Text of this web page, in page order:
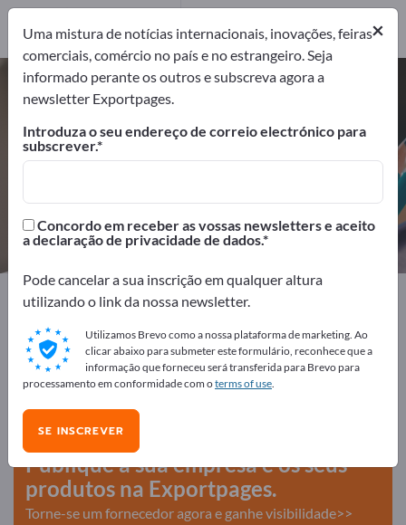
Artigos de escritório – encontre
fabricantes e fornecedores
Exportadores Fabricantes
8 2
Prestadores de
serviços2
Exportpages Artigos de escritório
Anuncie gratuitamente na
Exportpages!
comerciais >> comece aqui
Publique a sua empresa e os seus
produtos na Exportpages.
Torne-se um fornecedor agora e ganhe visibilidade>>
×
Uma mistura de notícias internacionais, inovações, feiras
comerciais, comércio no país e no estrangeiro. Seja
informado perante os outros e subscreva agora a
newsletter Exportpages.
Introduza o seu endereço de correio electrónico para
subscrever.
Concordo em receber as vossas newsletters e aceito
a declaração de privacidade de dados.
Pode cancelar a sua inscrição em qualquer altura
utilizando o link da nossa newsletter.
Utilizamos Brevo como a nossa plataforma de marketing. Ao
clicar abaixo para submeter este formulário, reconhece que a
informação que forneceu será transferida para Brevo para
processamento em conformidade com oterms of use.
SE INSCREVER